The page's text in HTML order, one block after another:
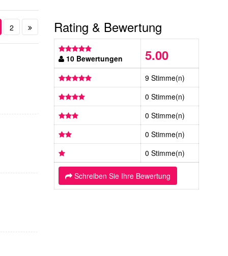
2 Rating & Bewertung
10 Bewertungen 5.00
9 Stimme(n)
0 Stimme(n)
0 Stimme(n)
0 Stimme(n)
0 Stimme(n)
Schreiben Sie Ihre Bewertung